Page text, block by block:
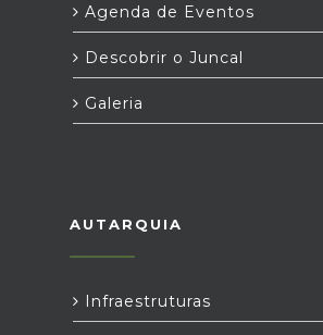
Agenda de Eventos
Descobrir o Juncal
Galeria
AUTARQUIA
Infraestruturas